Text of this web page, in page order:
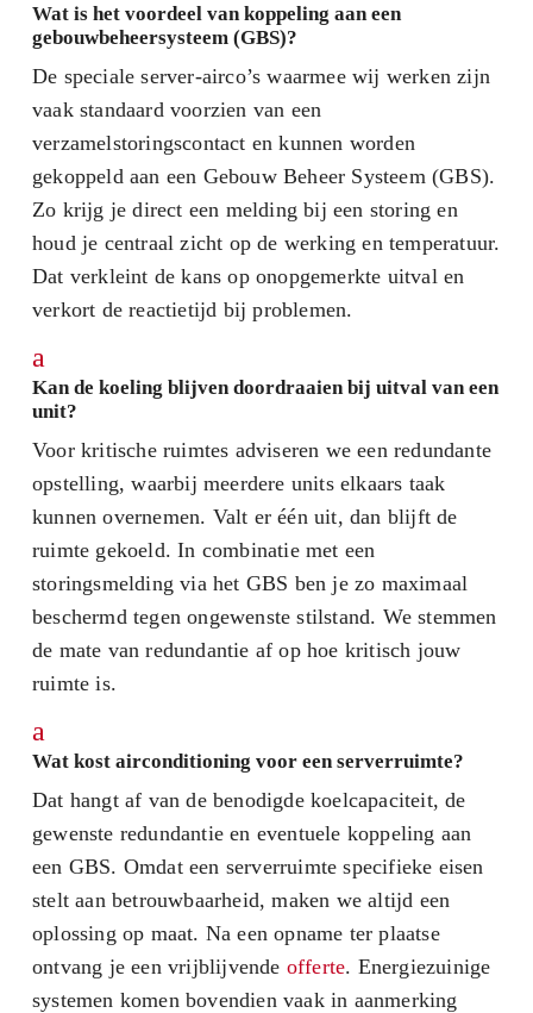
Wat is het voordeel van koppeling aan een
gebouwbeheersysteem (GBS)?
De speciale server-airco’s waarmee wij werken zijn
vaak standaard voorzien van een
verzamelstoringscontact en kunnen worden
gekoppeld aan een Gebouw Beheer Systeem (GBS).
Zo krijg je direct een melding bij een storing en
houd je centraal zicht op de werking en temperatuur.
Dat verkleint de kans op onopgemerkte uitval en
verkort de reactietijd bij problemen.
a
Kan de koeling blijven doordraaien bij uitval van een
unit?
Voor kritische ruimtes adviseren we een redundante
opstelling, waarbij meerdere units elkaars taak
kunnen overnemen. Valt er één uit, dan blijft de
ruimte gekoeld. In combinatie met een
storingsmelding via het GBS ben je zo maximaal
beschermd tegen ongewenste stilstand. We stemmen
de mate van redundantie af op hoe kritisch jouw
ruimte is.
a
Wat kost airconditioning voor een serverruimte?
Dat hangt af van de benodigde koelcapaciteit, de
gewenste redundantie en eventuele koppeling aan
een GBS. Omdat een serverruimte specifieke eisen
stelt aan betrouwbaarheid, maken we altijd een
oplossing op maat. Na een opname ter plaatse
ontvang je een vrijblijvende offerte. Energiezuinige
systemen komen bovendien vaak in aanmerking